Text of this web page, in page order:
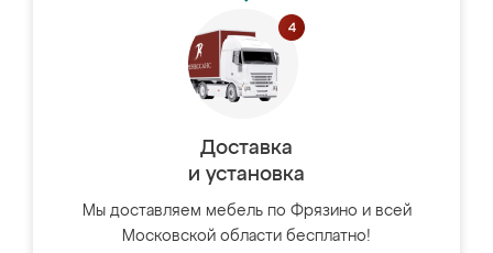
Доставка
и установка
Мы доставляем мебель по Фрязино и всей
Московской области бесплатно!